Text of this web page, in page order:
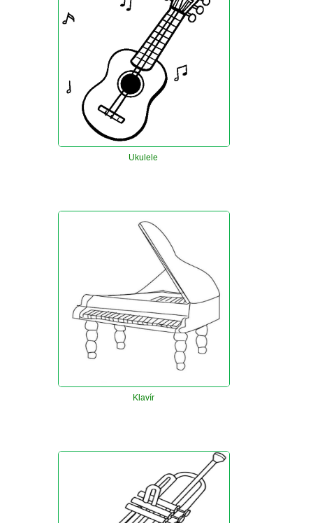
Ukulele
Klavír